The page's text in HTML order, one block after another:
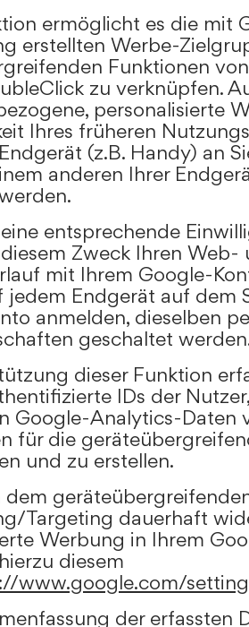
ermöglicht es die mit
erstellten Werbe-
Funktionen
zu verknüpfen.
personalisierte
Ihres früheren
(z.B. Handy) an
anderen Ihrer
entsprechende
Zweck Ihren
mit Ihrem Google-
jedem Endgerät auf dem
anmelden, dieselben
geschaltet
dieser Funktion
IDs der
Google-Analytics-Daten
für die
und zu erstellen.
dem
Targeting dauerhaft
Werbung in Ihrem
diesem
www.google.com/
der erfassten